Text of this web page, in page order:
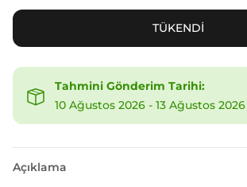
TÜKENDİ
Tahmini Gönderim Tarihi:
10 Ağustos 2026 - 13 Ağustos 2026
Açıklama